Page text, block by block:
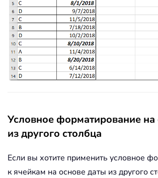
Условное форматирование на
из другого столбца
Если вы хотите применить условное
к ячейкам на основе даты из другого